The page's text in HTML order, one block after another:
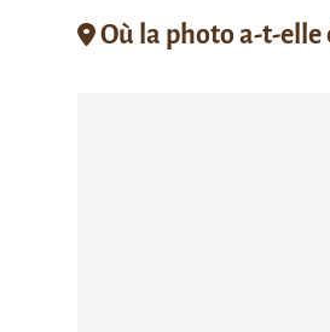
Où la photo a-t-elle